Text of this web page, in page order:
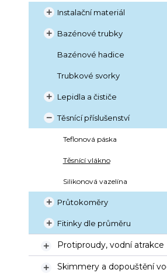
Instalační materiál

Bazénové trubky

Bazénové hadice
Trubkové svorky
Lepidla a čističe

Těsnící příslušenství

Teflonová páska
Těsnící vlákno
Silikonová vazelína
Průtokoměry

Fitinky dle průměru

Protiproudy, vodní atrakce

Skimmery a dopouštění
